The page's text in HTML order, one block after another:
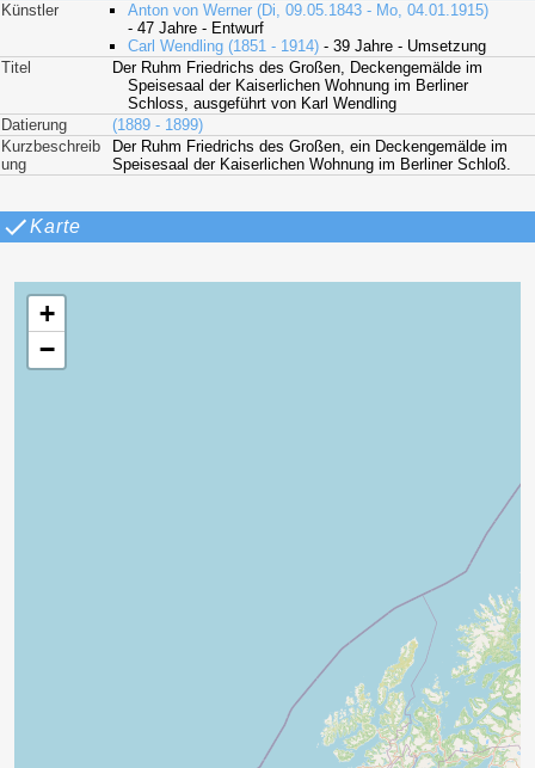
Künstler
Anton von Werner (Di, 09.05.1843 - Mo, 04.01.1915)
- 47 Jahre - Entwurf
Carl Wendling (1851 - 1914) - 39 Jahre - Umsetzung
Titel
Der Ruhm Friedrichs des Großen, Deckengemälde im
Speisesaal der Kaiserlichen Wohnung im Berliner
Schloss, ausgeführt von Karl Wendling
Datierung
(1889 - 1899)
Kurzbeschreib
ung
Der Ruhm Friedrichs des Großen, ein Deckengemälde im
Speisesaal der Kaiserlichen Wohnung im Berliner Schloß.
Karte
+
−